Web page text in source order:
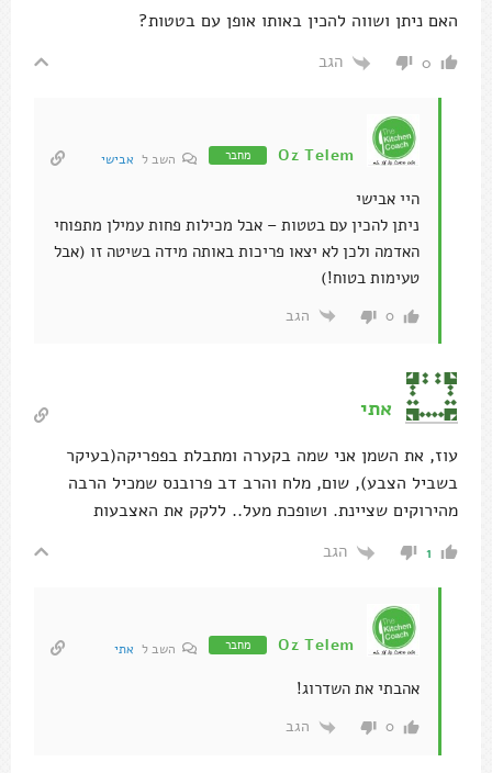
האם ניתן ושווה להכין באותו אופן עם בטטות?
0 הגב
Oz Telem מחבר השב ל אבישי
היי אבישי
ניתן להכין עם בטטות – אבל מכילות פחות עמילן מתפוחי
האדמה ולכן לא יצאו פריכות באותה מידה בשיטה זו (אבל
טעימות בטוח!)
0 הגב
אתי
עוז, את השמן אני שמה בקערה ומתבלת בפפריקה(בעיקר
בשביל הצבע), שום, מלח והרב דב פרובנס שמכיל הרבה
מהירוקים שציינת. ושופכת מעל.. ללקק את האצבעות
1 הגב
Oz Telem מחבר השב ל אתי
אהבתי את השדרוג!
0 הגב